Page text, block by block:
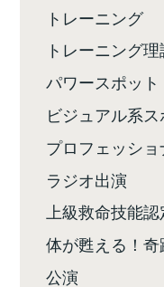
トレーニング
トレーニング理
パワースポット
ビジュアル系
プロフェッシ
ラジオ出演
上級救命技能認
体が甦える！
公演